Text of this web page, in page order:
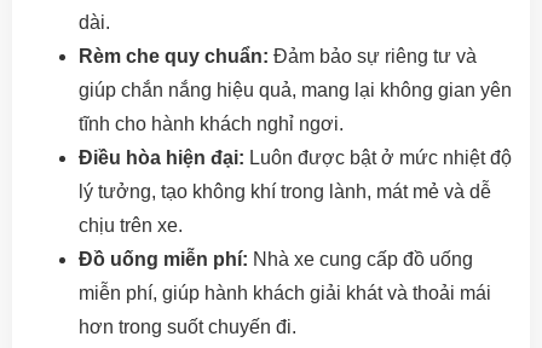
dài.
Rèm che quy chuẩn: Đảm bảo sự riêng tư và
giúp chắn nắng hiệu quả, mang lại không gian yên
tĩnh cho hành khách nghỉ ngơi.
Điều hòa hiện đại: Luôn được bật ở mức nhiệt độ
lý tưởng, tạo không khí trong lành, mát mẻ và dễ
chịu trên xe.
Đồ uống miễn phí: Nhà xe cung cấp đồ uống
miễn phí, giúp hành khách giải khát và thoải mái
hơn trong suốt chuyến đi.